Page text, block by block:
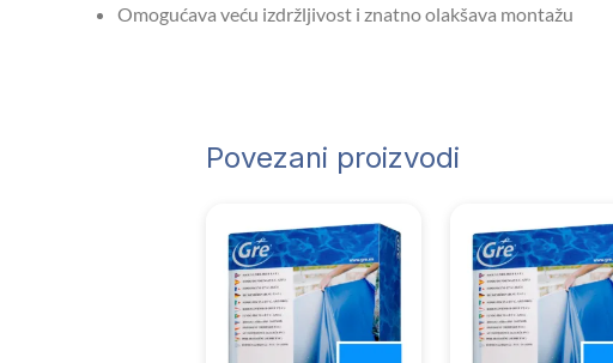
Omogućava veću izdržljivost i znatno olakšava montažu
Povezani proizvodi